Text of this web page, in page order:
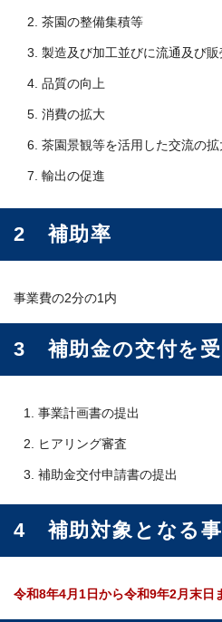
茶園の整備集積等
製造及び加工並びに流通及び
品質の向上
消費の拡大
茶園景観等を活用した交流の拡
輸出の促進
2 補助率
事業費の2分の1内
3 補助金の交付を
事業計画書の提出
ヒアリング審査
補助金交付申請書の提出
4 補助対象となる事
令和8年4月1日から令和9年2月末日